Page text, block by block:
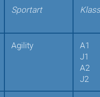
Sportart
Agility
A1
J1
A2
J2